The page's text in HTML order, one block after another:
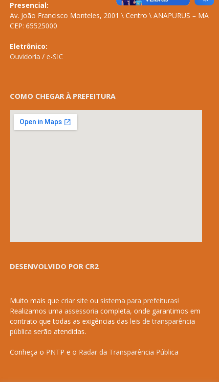
Presencial:
Av. João Francisco Monteles, 2001 \ Centro \ ANAPURUS – MA
CEP: 65525000
Eletrônico:
Ouvidoria / e-SIC
COMO CHEGAR À PREFEITURA
DESENVOLVIDO POR CR2
Muito mais que criar site ou sistema para prefeituras!
Realizamos uma assessoria completa, onde garantimos em
contrato que todas as exigências das leis de transparência
pública serão atendidas.
Conheça o PNTP e o Radar da Transparência Pública